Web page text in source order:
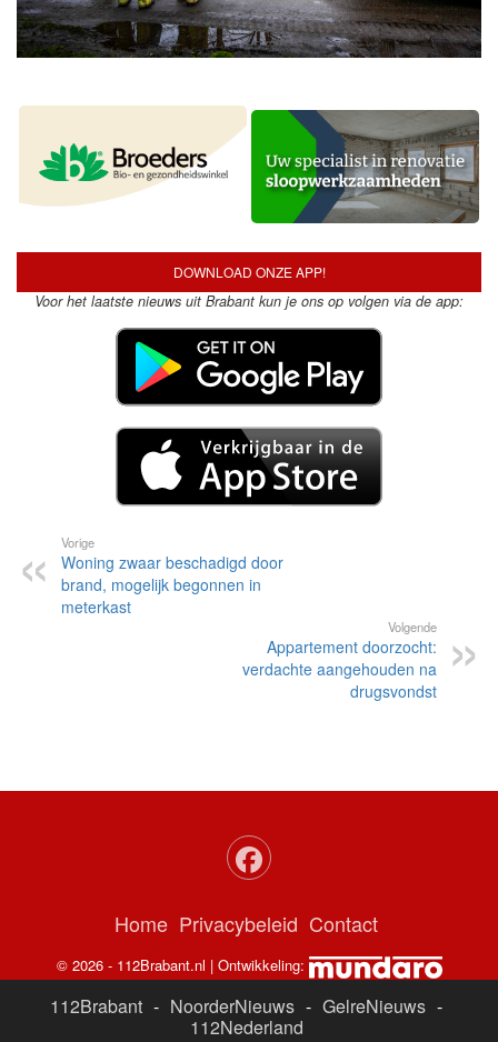
DOWNLOAD ONZE APP!
Voor het laatste nieuws uit Brabant kun je ons op volgen via de app:
Vorige
Woning zwaar beschadigd door
brand, mogelijk begonnen in
meterkast
Volgende
Appartement doorzocht:
verdachte aangehouden na
drugsvondst
Home Privacybeleid Contact
© 2026 - 112Brabant.nl | Ontwikkeling:
112Brabant - NoorderNieuws - GelreNieuws -
112Nederland